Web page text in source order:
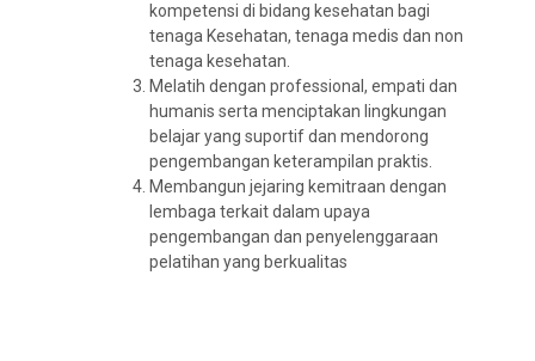
kompetensi di bidang kesehatan bagi
tenaga Kesehatan, tenaga medis dan non
tenaga kesehatan.
Melatih dengan professional, empati dan
humanis serta menciptakan lingkungan
belajar yang suportif dan mendorong
pengembangan keterampilan praktis.
Membangun jejaring kemitraan dengan
lembaga terkait dalam upaya
pengembangan dan penyelenggaraan
pelatihan yang berkualitas